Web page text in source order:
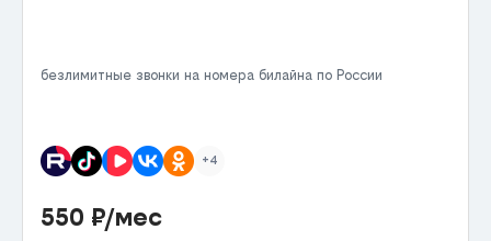
безлимитные звонки на номера билайна по России
+4
550 ₽/мес